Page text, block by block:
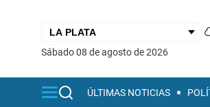
sábado 08 de agosto de 2026
ÚLTIMAS NOTICIAS